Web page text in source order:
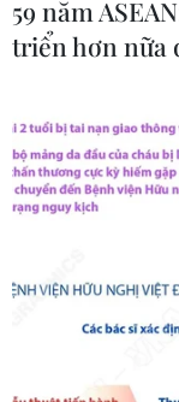
hỗ trợ Lào xây
lập, tự chủ
Thư mừng kỷ
ngoại giao Việt
Thái Lan-
kinh tế và công
06/08/2026 13:35
59 năm
triển hơn nữa